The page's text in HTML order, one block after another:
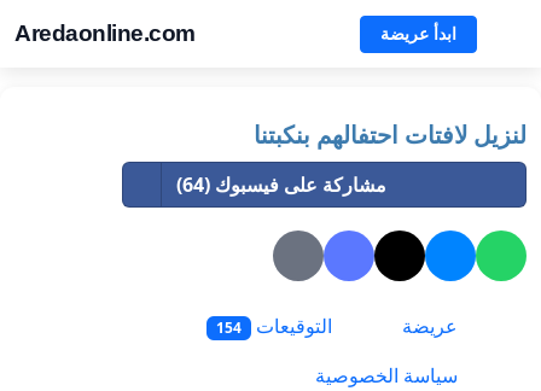
Aredaonline.com ابدأ عريضة
لنزيل لافتات احتفالهم بنكبتنا
مشاركة على فيسبوك (64)
عريضة التوقيعات 154
سياسة الخصوصية